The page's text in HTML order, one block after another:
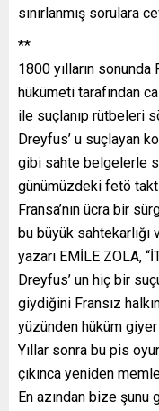
sınırlanmış sorulara
**
1800 yılların sonunda
hükümeti tarafından
ile suçlanıp rütbeleri
Dreyfus’ u suçlayan
gibi sahte belgelerle
günümüzdeki fetö
Fransa’nın ücra bir
bu büyük sahtekarlığı
yazarı EMİLE ZOLA,
Dreyfus’ un hiç bir
giydiğini Fransız
yüzünden hüküm
Yıllar sonra bu pis
çıkınca yeniden
En azından bize